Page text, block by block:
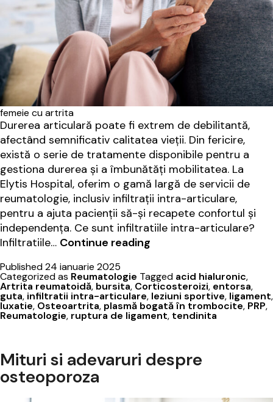
femeie cu artrita
Durerea articulară poate fi extrem de debilitantă,
afectând semnificativ calitatea vieții. Din fericire,
există o serie de tratamente disponibile pentru a
gestiona durerea și a îmbunătăți mobilitatea. La
Elytis Hospital, oferim o gamă largă de servicii de
reumatologie, inclusiv infiltrații intra-articulare,
pentru a ajuta pacienții să-și recapete confortul și
independența. Ce sunt infiltratiile intra-articulare?
Infiltratiile… Continue reading
infiltratiile
intra-
articulare
și
necesare?
Published24 ianuarie 2025
Categorized as Reumatologie Tagged acid hialuronic,
Artrita reumatoidă, bursita, Corticosteroizi, entorsa,
guta, infiltratii intra-articulare, leziuni sportive, ligament,
luxatie, Osteoartrita, plasmă bogată în trombocite, PRP,
Reumatologie, ruptura de ligament, tendinita
Mituri si adevaruri despre
osteoporoza